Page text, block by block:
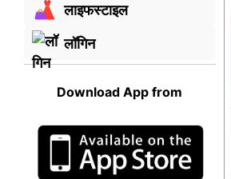
लाइफस्टाइल
लॉगिन
Download App from